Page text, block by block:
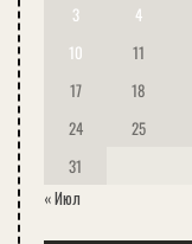
3
4
10
11
17
18
24
25
31
« Июл